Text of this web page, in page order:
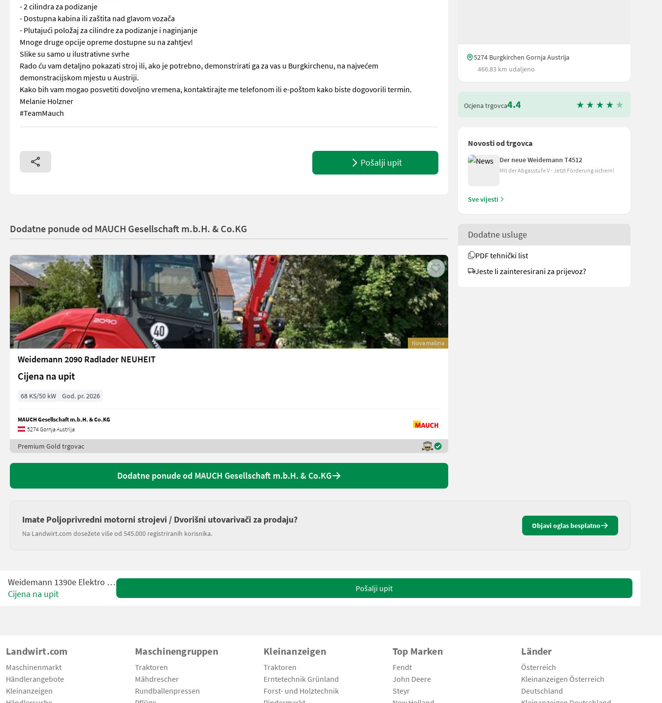
- 2 cilindra za podizanje
- Dostupna kabina ili zaštita nad glavom vozača
- Plutajući položaj za cilindre za podizanje i naginjanje
Mnoge druge opcije opreme dostupne su na zahtjev!
Slike su samo u ilustrativne svrhe
Rado ću vam detaljno pokazati stroj ili, ako je potrebno, demonstrirati ga za vas u Burgkirchenu, na najvećem
demonstracijskom mjestu u Austriji.
Kako bih vam mogao posvetiti dovoljno vremena, kontaktirajte me telefonom ili e-poštom kako biste dogovorili termin.
Melanie Holzner
#TeamMauch
Weidemann 1390e - Litij-ionska baterija - Različite mogućnosti punjenja - Sustav upravljanja baterijom za optimizirano vrijeme rada - Automatska parkirna kočnica - 2 cilindra za podizanje -
Pošalji upit
5274 Burgkirchen Gornja Austrija
466.83 km udaljeno
Ocjena trgovca4.4
Novosti od trgovca
Der neue Weidemann T4512
Mit der Abgasstufe V - Jetzt Förderung sichern!
Sve vijesti
Dodatne usluge
PDF tehnički list
Jeste li zainteresirani za prijevoz?
Dodatne ponude od MAUCH Gesellschaft m.b.H. & Co.KG
Nova mašina
Weidemann 2090 Radlader NEUHEIT
Cijena na upit
68 KS/50 kW God. pr. 2026
MAUCH Gesellschaft m.b.H. & Co.KG
5274 Gornja Austrija
Premium Gold trgovac
Dodatne ponude od MAUCH Gesellschaft m.b.H. & Co.KG
Imate Poljoprivredni motorni strojevi / Dvorišni utovarivači za prodaju?
Na Landwirt.com dosežete više od 545.000 registriranih korisnika.
Objavi oglas besplatno
Weidemann 1390e Elektro Hoflader
Cijena na upit
Pošalji upit
Landwirt.com
Maschinenmarkt
Händlerangebote
Kleinanzeigen
Maschinengruppen
Traktoren
Mähdrescher
Rundballenpressen
Kleinanzeigen
Traktoren
Erntetechnik Grünland
Forst- und Holztechnik
Top Marken
Fendt
John Deere
Steyr
Länder
Österreich
Kleinanzeigen Österreich
Deutschland